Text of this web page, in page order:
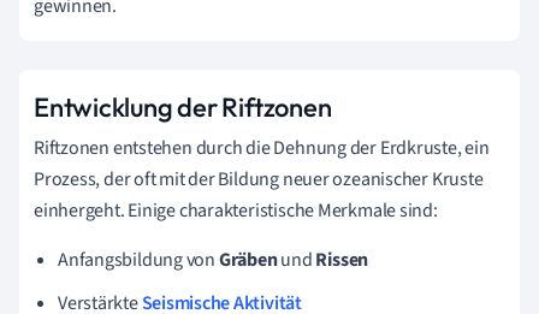
gewinnen.
Entwicklung der Riftzonen
Riftzonen entstehen durch die Dehnung der Erdkruste, ein
Prozess, der oft mit der Bildung neuer ozeanischer Kruste
einhergeht. Einige charakteristische Merkmale sind:
Anfangsbildung vonGräbenundRissen
VerstärkteSeismische Aktivität